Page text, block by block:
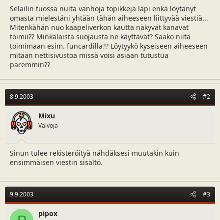
a
l
o
i
t
t
a
j
a
m
ä
ä
r
ä
Selailin tuossa nuita vanhoja topikkeja läpi enkä löytänyt
omasta mielestäni yhtään tähän aiheeseen liittyvää viestiä...
Mitenkähän nuo kaapeliverkon kautta näkyvät kanavat
toimii?? Minkälaista suojausta ne käyttävät? Saako niitä
toimimaan esim. funcardilla?? Löytyykö kyseiseen aiheeseen
mitään nettisivustoa missä voisi asiaan tutustua
paremmin??
8.9.2003 #2
Mixu
Valvoja
Sinun tulee rekisteröityä nähdäksesi muutakin kuin
ensimmäisen viestin sisältö.
9.9.2003 #3
pipox